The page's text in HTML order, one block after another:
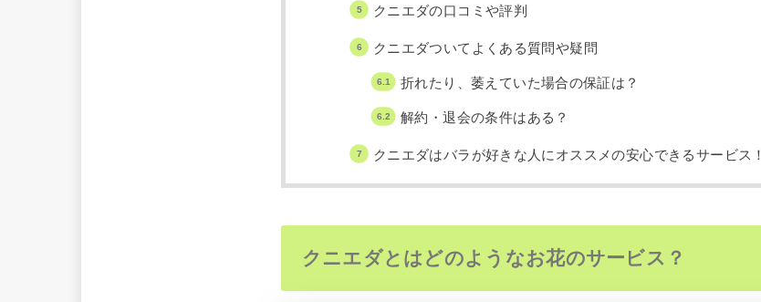
クニエダの口コミや評判
クニエダついてよくある質問や疑問
折れたり、萎えていた場合の保証は？
解約・退会の条件はある？
クニエダはバラが好きな人にオススメの安心できるサービス！
クニエダとはどのようなお花のサービス？